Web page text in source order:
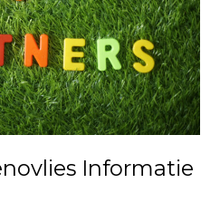
Informatie